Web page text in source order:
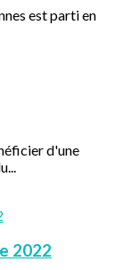
est parti en
d'une
2022